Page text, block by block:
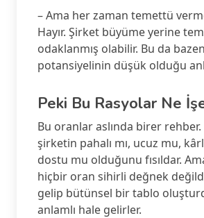
– Ama her zaman temettü
Hayır. Şirket büyüme yerine
odaklanmış olabilir. Bu da
potansiyelinin düşük olduğu
Peki Bu Rasyolar Ne
Bu oranlar aslında birer
şirketin pahalı mı, ucuz mu, kârlı
dostu mu olduğunu fısıldar.
hiçbir oran sihirli değnek
gelip bütünsel bir tablo
anlamlı hale gelirler.